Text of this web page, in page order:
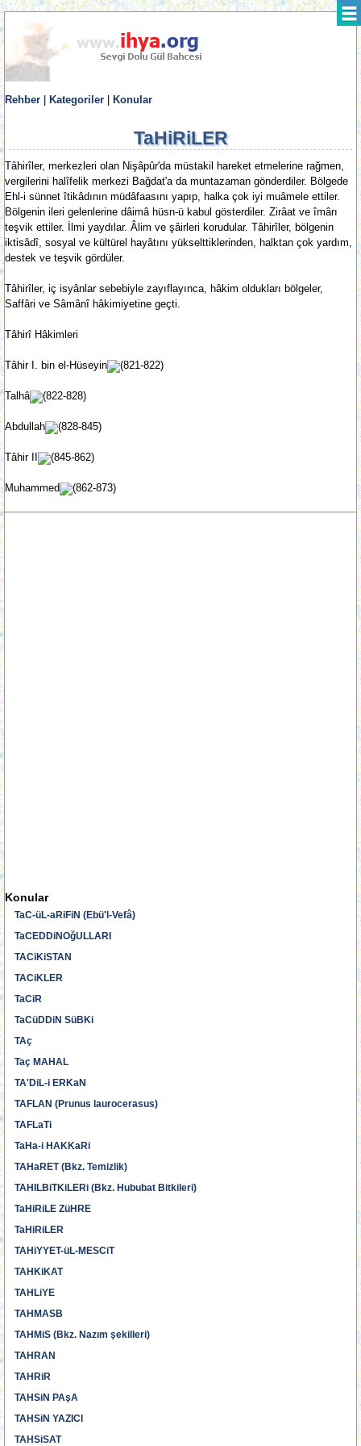
Rehber Kategoriler Konular
TaHiRiLER
Tâhirîler, merkezleri olan Nişâpûr'da müstakil hareket etmelerine rağmen,
vergilerini halîfelik merkezi Bağdat'a da muntazaman gönderdiler. Bölgede
Ehl-i sünnet îtikâdının müdâfaasını yapıp, halka çok iyi muâmele ettiler.
Bölgenin ileri gelenlerine dâimâ hüsn-ü kabul gösterdiler. Zirâat ve îmârı
teşvik ettiler. İlmi yaydılar. Âlim ve şâirleri korudular. Tâhirîler, bölgenin
iktisâdî, sosyal ve kültürel hayâtını yükselttiklerinden, halktan çok yardım,
destek ve teşvik gördüler.
Tâhirîler, iç isyânlar sebebiyle zayıflayınca, hâkim oldukları bölgeler,
Saffâri ve Sâmânî hâkimiyetine geçti.
Tâhirî Hâkimleri
Tâhir I. bin el-Hüseyin (821-822)
Talhâ (822-828)
Abdullah (828-845)
Tâhir II (845-862)
Muhammed (862-873)
Konular
TaC-üL-aRiFiN (Ebü'l-Vefâ)
TaCEDDiNOğULLARI
TACiKiSTAN
TACiKLER
TaCiR
TaCüDDiN SüBKi
TAç
Taç MAHAL
TA'DiL-i ERKaN
TAFLAN (Prunus laurocerasus)
TAFLaTi
TaHa-i HAKKaRi
TAHaRET (Bkz. Temizlik)
TAHILBiTKiLERi (Bkz. Hububat Bitkileri)
TaHiRiLE ZüHRE
TaHiRiLER
TAHiYYET-üL-MESCiT
TAHKiKAT
TAHLiYE
TAHMASB
TAHMiS (Bkz. Nazım şekilleri)
TAHRAN
TAHRiR
TAHSiN PAşA
TAHSiN YAZICI
TAHSiSAT